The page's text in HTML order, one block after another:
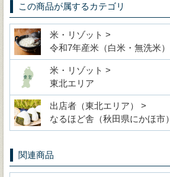
この商品が属するカテゴリ
米・リゾット >
令和7年産米（白米・無洗米）
米・リゾット >
東北エリア
出店者（東北エリア） >
なるほど舎（秋田県にかほ市）
関連商品